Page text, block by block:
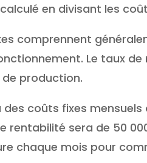
en divisant les
comprennent
Le taux
production.
coûts fixes mensuels
rentabilité sera de 50
chaque mois pour